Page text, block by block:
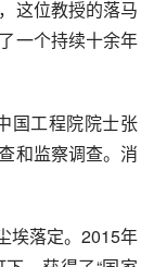
这位教授的落马
一个持续十余年
国工程院院士张
和监察调查。消
埃落定。2015年